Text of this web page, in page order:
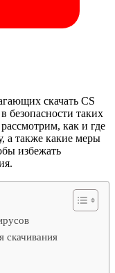
скачать CS
безопасности таких
как и где
а также какие меры
избежать
скачивания